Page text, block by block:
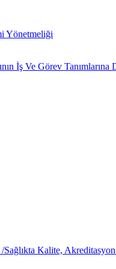
Yönetmeliği
İş Ve Görev
Kalite, Akreditasyon